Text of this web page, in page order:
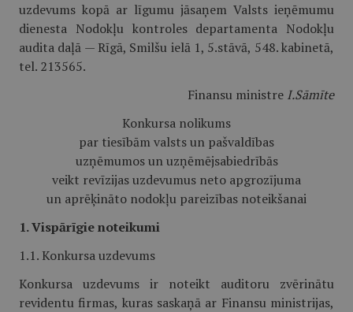
uzdevums kopā ar līgumu jāsaņem Valsts ieņēmumu
dienesta Nodokļu kontroles departamenta Nodokļu
audita daļā — Rīgā, Smilšu ielā 1, 5.stāvā, 548. kabinetā,
tel. 213565.
Finansu ministre I.Sāmīte
Konkursa nolikums
par tiesībām valsts un pašvaldības
uzņēmumos un uzņēmējsabiedrībās
veikt revīzijas uzdevumus neto apgrozījuma
un aprēķināto nodokļu pareizības noteikšanai
1. Vispārīgie noteikumi
1.1. Konkursa uzdevums
Konkursa uzdevums ir noteikt auditoru zvērinātu
revidentu firmas, kuras saskaņā ar Finansu ministrijas,